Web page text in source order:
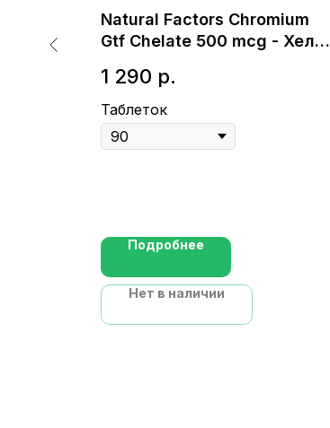
Natural Factors Chromium
Gtf Chelate 500 mcg - Хелат
толерантности к глюкозе
1 290 р.
Таблеток
Подробнее
Нет в наличии